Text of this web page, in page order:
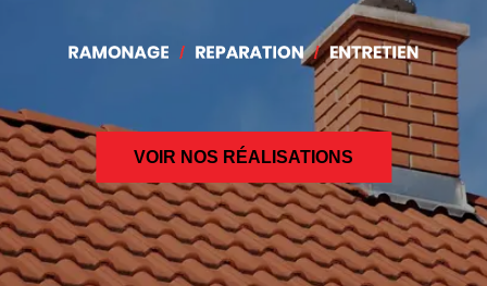
VOIR NOS RÉALISATIONS